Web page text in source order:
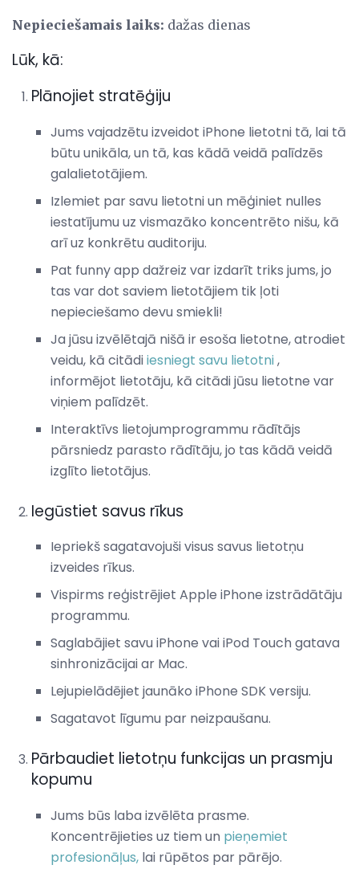
Nepieciešamais laiks: dažas dienas
Lūk, kā:
Plānojiet stratēģiju
Jums vajadzētu izveidot iPhone lietotni tā, lai tā
būtu unikāla, un tā, kas kādā veidā palīdzēs
galalietotājiem.
Izlemiet par savu lietotni un mēģiniet nulles
iestatījumu uz vismazāko koncentrēto nišu, kā
arī uz konkrētu auditoriju.
Pat funny app dažreiz var izdarīt triks jums, jo
tas var dot saviem lietotājiem tik ļoti
nepieciešamo devu smiekli!
Ja jūsu izvēlētajā nišā ir esoša lietotne, atrodiet
veidu, kā citādiiesniegt savu lietotni,
informējot lietotāju, kā citādi jūsu lietotne var
viņiem palīdzēt.
Interaktīvs lietojumprogrammu rādītājs
pārsniedz parasto rādītāju, jo tas kādā veidā
izglīto lietotājus.
Iegūstiet savus rīkus
Iepriekš sagatavojuši visus savus lietotņu
izveides rīkus.
Vispirms reģistrējiet Apple iPhone izstrādātāju
programmu.
Saglabājiet savu iPhone vai iPod Touch gatava
sinhronizācijai ar Mac.
Lejupielādējiet jaunāko iPhone SDK versiju.
Sagatavot līgumu par neizpaušanu.
Pārbaudiet lietotņu funkcijas un prasmju
kopumu
Jums būs laba izvēlēta prasme.
Koncentrējieties uz tiem un pieņemiet
profesionāļus, lai rūpētos par pārējo.